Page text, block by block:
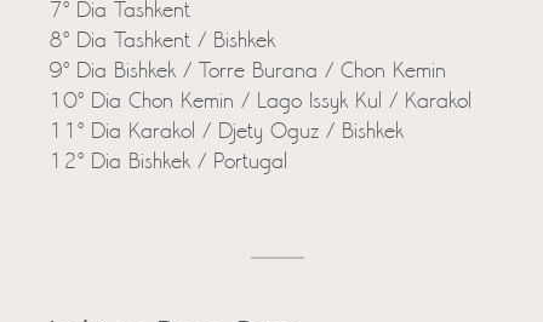
7º Dia Tashkent
8º Dia Tashkent / Bishkek
9º Dia Bishkek / Torre Burana / Chon Kemin
10º Dia Chon Kemin / Lago Issyk Kul / Karakol
11º Dia Karakol / Djety Oguz / Bishkek
12º Dia Bishkek / Portugal